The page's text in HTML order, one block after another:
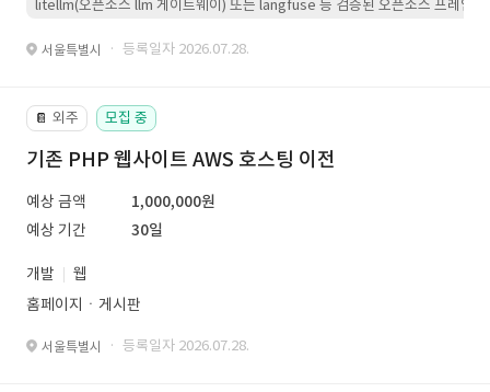
litellm(오픈소스 llm 게이트웨이) 또는 langfuse 등 검증된 오픈소스 프레임워
서울특별시 · 등록일자 2026.07.28.
📔 외주 모집 중
기존 PHP 웹사이트 AWS 호스팅 이전
예상 금액
1,000,000원
예상 기간
30일
개발
웹
홈페이지ㆍ게시판
서울특별시 · 등록일자 2026.07.28.